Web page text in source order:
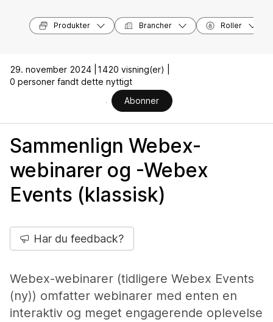
Produkter Brancher Roller
29. november 2024 |
1420 visning(er) |
0 personer fandt dette nyttigt
Abonner
Sammenlign Webex-
webinarer og -Webex
Events (klassisk)
Har du feedback?
Webex-webinarer (tidligere Webex Events
(ny)) omfatter webinarer med enten en
interaktiv og meget engagerende oplevelse